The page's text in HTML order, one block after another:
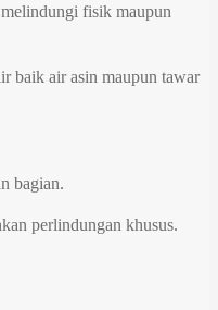
fisik maupun
baik air asin maupun tawar
bagian.
perlindungan khusus.